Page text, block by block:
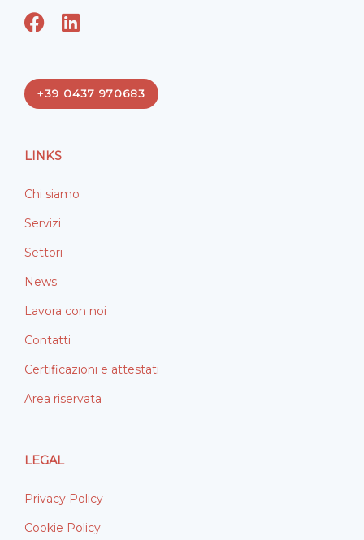
F
e
b
k
L
k
e
+39 0437 970683
LINKS
Chi siamo
Servizi
Settori
News
Lavora con noi
Contatti
Certificazioni e attestati
Area riservata
LEGAL
Privacy Policy
Cookie Policy